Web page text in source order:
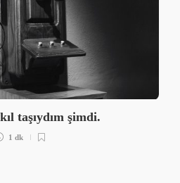
taşıydım şimdi.
1 dk